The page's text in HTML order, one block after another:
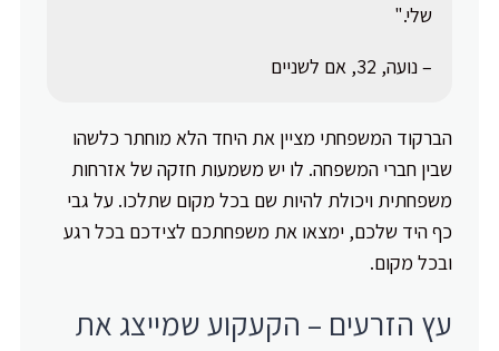
שלי."
– נועה, 32, אם לשניים
הברקוד המשפחתי מציין את היחד הלא מוחתר כלשהו
שבין חברי המשפחה. לו יש משמעות חזקה של אזרחות
משפחתית ויכולת להיות שם בכל מקום שתלכו. על גבי
כף היד שלכם, ימצאו את משפחתכם לצידכם בכל רגע
ובכל מקום.
עץ הזרעים – הקעקוע שמייצג את